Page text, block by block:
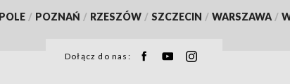
/ POZNAŃ / RZESZÓW / SZCZECIN / WARSZAWA /
Dołącz do nas: